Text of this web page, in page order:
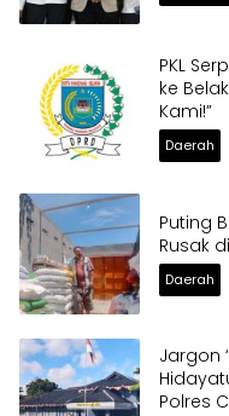
PKL
ke
Kami!”
Daerah
Puting
Rusak
Daerah
Jargon
Polres